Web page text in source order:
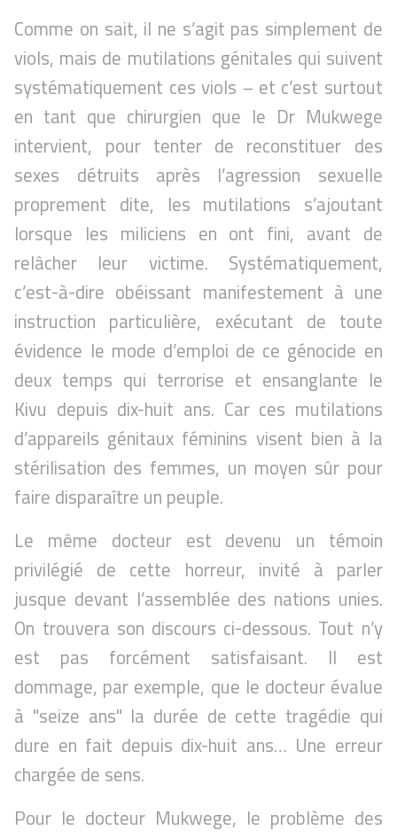
Comme on sait, il ne s’agit pas simplement de
viols, mais de mutilations génitales qui suivent
systématiquement ces viols – et c’est surtout
en tant que chirurgien que le Dr Mukwege
intervient, pour tenter de reconstituer des
sexes détruits après l’agression sexuelle
proprement dite, les mutilations s’ajoutant
lorsque les miliciens en ont fini, avant de
relâcher leur victime. Systématiquement,
c’est-à-dire obéissant manifestement à une
instruction particulière, exécutant de toute
évidence le mode d’emploi de ce génocide en
deux temps qui terrorise et ensanglante le
Kivu depuis dix-huit ans. Car ces mutilations
d’appareils génitaux féminins visent bien à la
stérilisation des femmes, un moyen sûr pour
faire disparaître un peuple.
Le même docteur est devenu un témoin
privilégié de cette horreur, invité à parler
jusque devant l’assemblée des nations unies.
On trouvera son discours ci-dessous. Tout n’y
est pas forcément satisfaisant. Il est
dommage, par exemple, que le docteur évalue
à "seize ans" la durée de cette tragédie qui
dure en fait depuis dix-huit ans… Une erreur
chargée de sens.
Pour le docteur Mukwege, le problème des